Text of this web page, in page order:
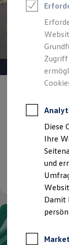
Anpfiff
Heiß
Ihr
Details
Zugriff
Diese
Ihre
und
Damit